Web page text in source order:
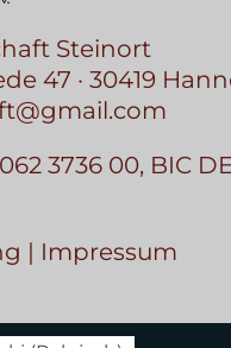
Steinort
47 · 30419
3736 00, BIC
| Impressum